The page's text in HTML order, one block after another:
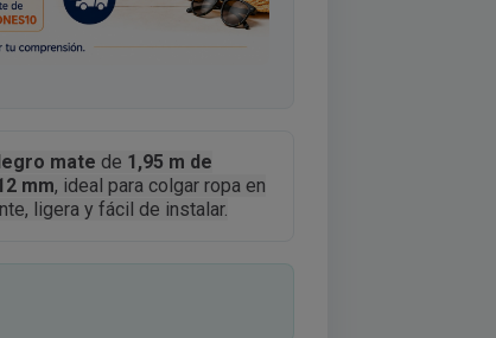
mate de 1,95 m de
mm, ideal para colgar ropa en
ligera y fácil de instalar.